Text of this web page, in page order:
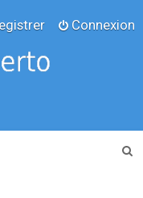
Connexion